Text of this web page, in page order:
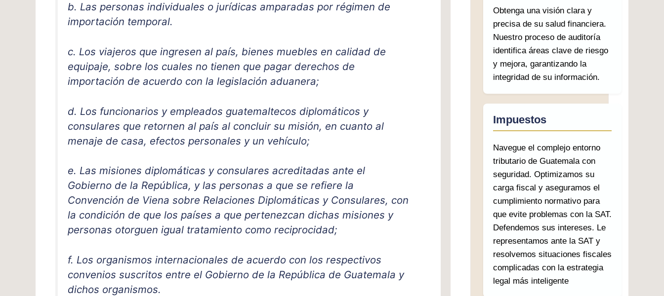
b. Las personas individuales o jurídicas amparadas por régimen de
importación temporal.
c. Los viajeros que ingresen al país, bienes muebles en calidad de
equipaje, sobre los cuales no tienen que pagar derechos de
importación de acuerdo con la legislación aduanera;
d. Los funcionarios y empleados guatemaltecos diplomáticos y
consulares que retornen al país al concluir su misión, en cuanto al
menaje de casa, efectos personales y un vehículo;
e. Las misiones diplomáticas y consulares acreditadas ante el
Gobierno de la República, y las personas a que se refiere la
Convención de Viena sobre Relaciones Diplomáticas y Consulares, con
la condición de que los países a que pertenezcan dichas misiones y
personas otorguen igual tratamiento como reciprocidad;
f. Los organismos internacionales de acuerdo con los respectivos
convenios suscritos entre el Gobierno de la República de Guatemala y
dichos organismos.
Obtenga una visión clara y
precisa de su salud financiera.
Nuestro proceso de auditoría
identifica áreas clave de riesgo
y mejora, garantizando la
integridad de su información.
Impuestos
Navegue el complejo entorno
tributario de Guatemala con
seguridad. Optimizamos su
carga fiscal y aseguramos el
cumplimiento normativo para
que evite problemas con la SAT.
Defendemos sus intereses. Le
representamos ante la SAT y
resolvemos situaciones fiscales
complicadas con la estrategia
legal más inteligente